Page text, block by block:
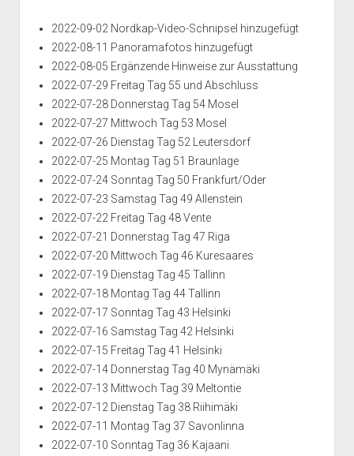
2022-09-02 Nordkap-Video-Schnipsel hinzugefügt
2022-08-11 Panoramafotos hinzugefügt
2022-08-05 Ergänzende Hinweise zur Ausstattung
2022-07-29 Freitag Tag 55 und Abschluss
2022-07-28 Donnerstag Tag 54 Mosel
2022-07-27 Mittwoch Tag 53 Mosel
2022-07-26 Dienstag Tag 52 Leutersdorf
2022-07-25 Montag Tag 51 Braunlage
2022-07-24 Sonntag Tag 50 Frankfurt/Oder
2022-07-23 Samstag Tag 49 Allenstein
2022-07-22 Freitag Tag 48 Vente
2022-07-21 Donnerstag Tag 47 Riga
2022-07-20 Mittwoch Tag 46 Kuresaares
2022-07-19 Dienstag Tag 45 Tallinn
2022-07-18 Montag Tag 44 Tallinn
2022-07-17 Sonntag Tag 43 Helsinki
2022-07-16 Samstag Tag 42 Helsinki
2022-07-15 Freitag Tag 41 Helsinki
2022-07-14 Donnerstag Tag 40 Mynämäki
2022-07-13 Mittwoch Tag 39 Meltontie
2022-07-12 Dienstag Tag 38 Riihimäki
2022-07-11 Montag Tag 37 Savonlinna
2022-07-10 Sonntag Tag 36 Kajaani